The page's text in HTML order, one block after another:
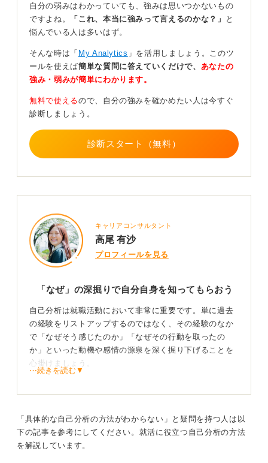
『絶対内定』で自己分析を進めたあとは、
「絶対内定
2028 エントリーシート・面接編」 を読むことによって、
自己分析の結果をどのようにアピールすればよいかが具
体的にわかるようになっています。
自己分析の本質は答えを出すことではなく向き合う
過程にある
と向き合うこと」にあります。本気で自分と向き合うこ
あなたが納得のいく内定を得られることを、心から願っ
ています。
0
自分の弱みはわかっていても、強みは思いつかないもの
ですよね。
「これ、本当に強みって言えるのかな？」
と
悩んでいる人は多いはず。
そんな時は「 My Analytics 」を活用しましょう。このツ
ールを使えば簡単な質問に答えていくだけで、 あなたの
強み・弱みが簡単にわかります。
無料で使えるので、自分の強みを確かめたい人は今すぐ
診断しましょう。
診断スタート（無料）
キャリアコンサルタント
高尾 有沙
プロフィールを見る
「なぜ」の深掘りで自分自身を知ってもらおう
自己分析は就職活動において非常に重要です。単に過去
の経験をリストアップするのではなく、その経験のなか
で「なぜそう感じたのか」「なぜその行動を取ったの
か」といった動機や感情の源泉を深く掘り下げることを
心掛けましょう。
はなく、あなた自身の価値観に基づいた、説得力のある
あなたの人間性やポテンシャルを理解しようとしている
のです。
⋯続きを読む▼
「具体的な自己分析の方法がわからない」と疑問を持つ人は以
下の記事を参考にしてください。就活に役立つ自己分析の方法
を解説しています。